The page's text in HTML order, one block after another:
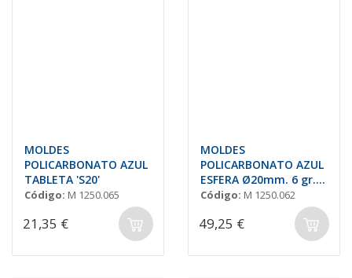
MOLDES
POLICARBONATO AZUL
TABLETA 'S20'
Código: M 1250.065
21,35 €
MOLDES
POLICARBONATO AZUL
ESFERA Ø20mm. 6 gr.
'S11'
Código: M 1250.062
49,25 €